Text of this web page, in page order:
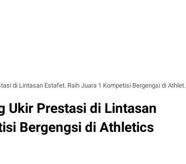
Estafet. Raih Juara 1 Kompetisi Bergengsi di Athletics Student Competition 2025
Ukir Prestasi di Lintasan
Bergengsi di Athletics